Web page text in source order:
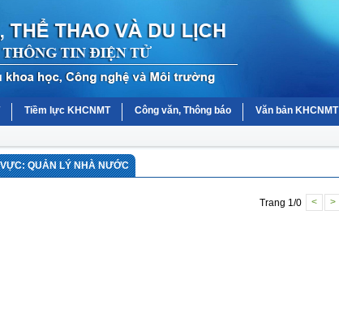
Tiềm lực KHCNMT Công văn, Thông báo Văn bản KHCNMT
QUẢN LÝ NHÀ NƯỚC
Trang 1/0 < >